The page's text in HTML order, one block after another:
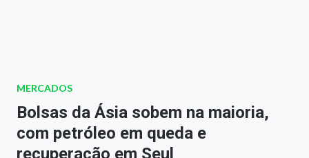
Newsletters
Money Trader
Anuncie
MERCADOS
Bolsas da Ásia sobem na maioria,
com petróleo em queda e
recuperação em Seul